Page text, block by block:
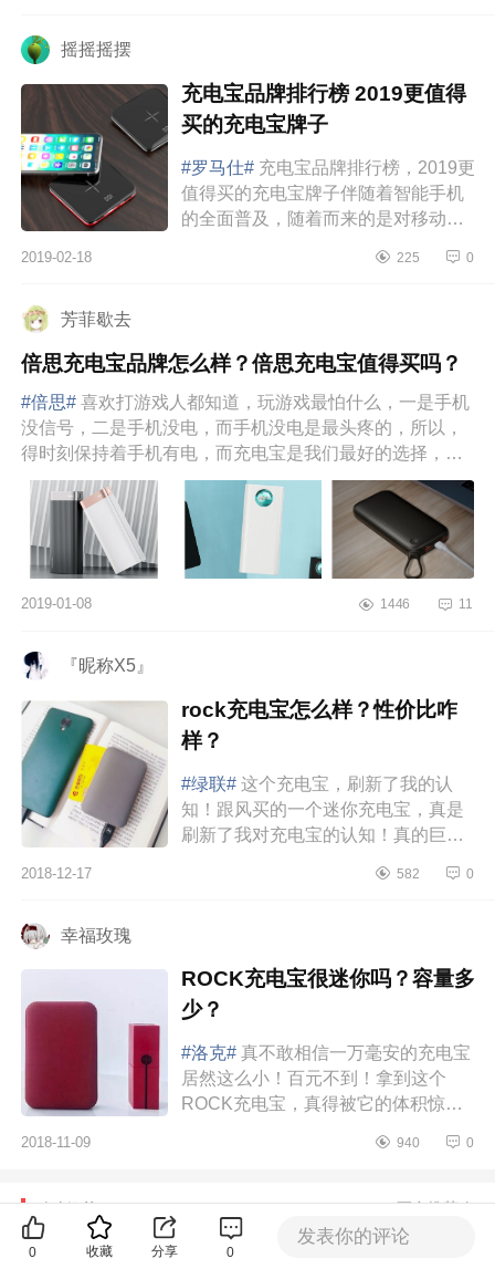
摇摇摇摆
充电宝品牌排行榜 2019更值得
买的充电宝牌子
#罗马仕# 充电宝品牌排行榜，2019更
值得买的充电宝牌子伴随着智能手机
的全面普及，随着而来的是对移动电
今，大容量电池时代尚未到来，所以
2019-02-18 225 0
芳菲歇去
倍思充电宝品牌怎么样？倍思充电宝值得买吗？
#倍思# 喜欢打游戏人都知道，玩游戏最怕什么，一是手机
没信号，二是手机没电，而手机没电是最头疼的，所以，
得时刻保持着手机有电，而充电宝是我们最好的选择，它
具有携带方便且能...
2019-01-08 1446 11
『昵称X5』
rock充电宝怎么样？性价比咋
样？
#绿联# 这个充电宝，刷新了我的认
知！跟风买的一个迷你充电宝，真是
刷新了我对充电宝的认知！真的巨好
牌：rock10000毫安迷你充电宝，没
2018-12-17 582 0
幸福玫瑰
ROCK充电宝很迷你吗？容量多
少？
#洛克# 真不敢相信一万毫安的充电宝
居然这么小！百元不到！拿到这个
ROCK充电宝，真得被它的体积惊到
2018-11-09 940 0
精选推荐 更多推荐
0 收藏 分享 0
发表你的评论